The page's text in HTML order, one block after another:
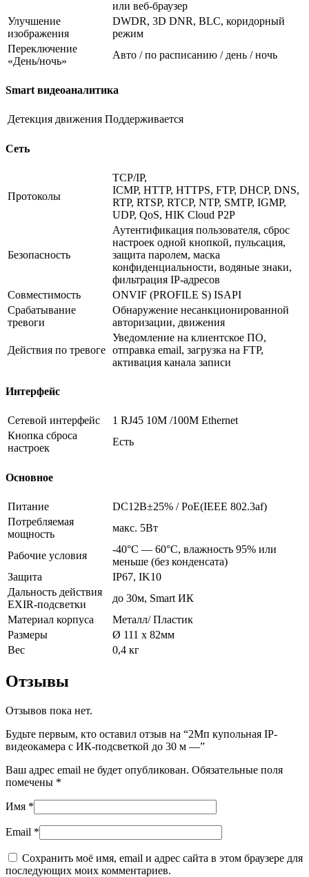
или веб-браузер
Улучшение
изображения
DWDR, 3D DNR, BLC, коридорный
режим
Переключение
«День/ночь»
Авто / по расписанию / день / ночь
Smart видеоаналитика
Детекция движения Поддерживается
Сеть
Протоколы
TCP/IP,
ICMP, HTTP, HTTPS, FTP, DHCP, DNS,
RTP, RTSP, RTCP, NTP, SMTP, IGMP,
UDP, QoS, HIK Cloud P2P
Безопасность
Аутентификация пользователя, сброс
настроек одной кнопкой, пульсация,
защита паролем, маска
конфиденциальности, водяные знаки,
фильтрация IP-адресов
Совместимость
ONVIF (PROFILE S) ISAPI
Срабатывание
тревоги
Обнаружение несанкционированной
авторизации, движения
Действия по тревоге
Уведомление на клиентское ПО,
отправка email, загрузка на FTP,
активация канала записи
Интерфейс
Сетевой интерфейс
1 RJ45 10M /100M Ethernet
Кнопка сброса
настроек
Есть
Основное
Питание
DC12В±25% / PoE(IEEE 802.3af)
Потребляемая
мощность
макс. 5Вт
Рабочие условия
-40°С — 60°С, влажность 95% или
меньше (без конденсата)
Защита
IP67, IK10
Дальность действия
EXIR-подсветки
до 30м, Smart ИК
Материал корпуса
Металл/ Пластик
Размеры
Ø 111 х 82мм
Вес
0,4 кг
Отзывы
Отзывов пока нет.
Будьте первым, кто оставил отзыв на “2Мп купольная IP-
видеокамера с ИК-подсветкой до 30 м —”
Ваш адрес email не будет опубликован. Обязательные поля
помечены *
Имя *
Email *
Сохранить моё имя, email и адрес сайта в этом браузере для
последующих моих комментариев.